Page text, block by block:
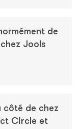
de
Jools
côté de chez
Circle et